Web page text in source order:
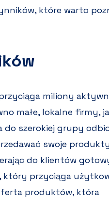
które warto
miliony
małe, lokalne firmy,
szerokiej grupy
swoje
do klientów
który przyciąga
produktów, która